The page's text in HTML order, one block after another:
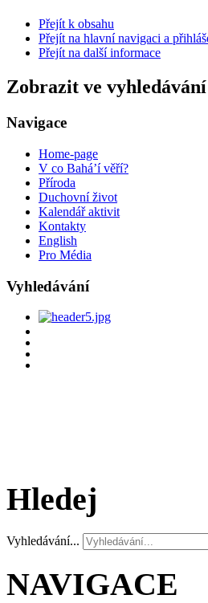
Přejít k obsahu
Přejít na hlavní navigaci a
Přejít na další informace
Zobrazit ve
Navigace
Home-page
V co Bahá’í věří?
Příroda
Duchovní život
Kalendář aktivit
Kontakty
English
Pro Média
Vyhledávání
Hledej
Vyhledávání...
NAVIGACE